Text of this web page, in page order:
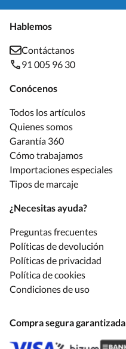
Hablemos
Contáctanos
91 005 96 30
Conócenos
Todos los artículos
Quienes somos
Garantía 360
Cómo trabajamos
Importaciones especiales
Tipos de marcaje
¿Necesitas ayuda?
Preguntas frecuentes
Políticas de devolución
Políticas de privacidad
Política de cookies
Condiciones de uso
Compra segura garantizada